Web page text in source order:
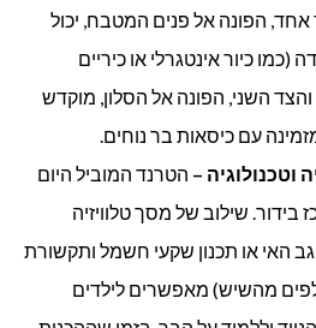
אחד, הפונה אל פנים המטבח, יכול
(כמו כיור אינטגרלי או כיריים
והצד השני, הפונה אל הסלון, מוקדש
עם כיסאות בר נוחים.
וטכנולוגיה – הטרנד המוביל היום
בידור. שילוב של מסך טלוויזיה
האי או תכנון שקעי חשמל ותקשורת
מהשיש) מאפשרים לילדים